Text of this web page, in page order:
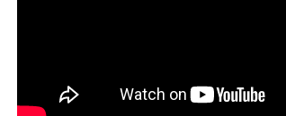
【画像】伊藤舞雪とかいうＡＶ女優ｗｗｗｗｗｗｗｗｗｗw
【緊急】肛門にスティックのり入れたけど出てこないの！！